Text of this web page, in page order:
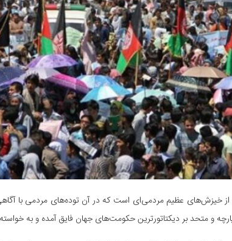
از خیزش­‌های عظیم مردمی‌­ای است که در آن توده­‌های مردمی با
و متحد بر دیکتاتورترین حکومت­‌های جهان فایق آمده و به